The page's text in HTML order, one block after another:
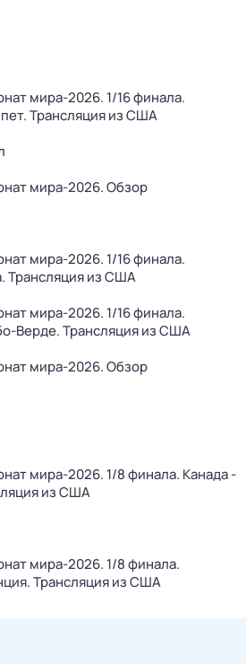
мира-2026. 1/16 финала.
Трансляция из США
мира-2026. Обзор
мира-2026. 1/16 финала.
Трансляция из США
мира-2026. 1/16 финала.
Верде. Трансляция из США
мира-2026. Обзор
мира-2026. 1/8 финала. Канада -
из США
мира-2026. 1/8 финала.
Трансляция из США